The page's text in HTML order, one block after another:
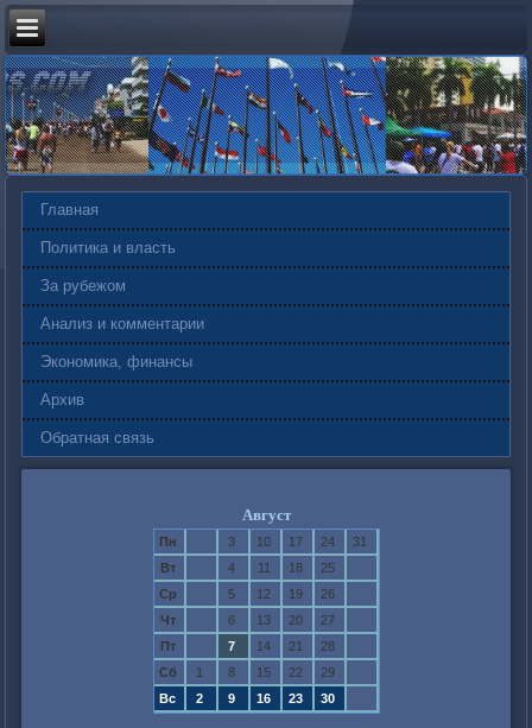
Главная
Политика и власть
За рубежом
Анализ и комментарии
Экономика, финансы
Архив
Обратная связь
Август
Пн 3 10 17 24
31
Вт
4 11 18
25
Ср
5 12 19
26
Чт
6 13 20
27
Пт
7 14 21
28
Сб
1 8 15 22
29
Вс
2 9 16 23 30